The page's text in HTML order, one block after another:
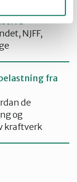
NJFF,
fra
de
og
kraftverk